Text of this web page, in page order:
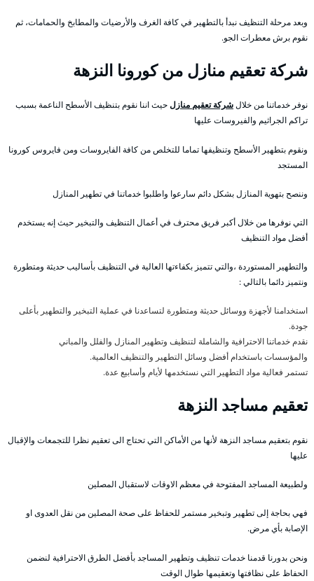
وبعد مرحلة التنظيف نبدأ بالتطهير في كافة الغرف والأرضيات والمطابخ والحمامات، ثم
نقوم برش معطرات الجو.
شركة تعقيم منازل من كورونا النزهة
نوفر خدماتنا من خلالشركة تعقيم منازلحيث اننا نقوم بتنظيف الأسطح الناعمة بسبب
تراكم الجراثيم والفيروسات عليها
ونقوم بتطهير الأسطح وتنظيفها تماما للتخلص من كافة الفايروسات ومن فايروس كورونا
المستجد
وننصح بتهوية المنازل بشكل دائم سارعوا واطلبوا خدماتنا في تطهير المنازل
التي نوفرها من خلال أكبر فريق محترف في أعمال التنظيف والتبخير حيث إنه يستخدم
أفضل مواد التنظيف
والتطهير المستوردة ،والتي تتميز بكفاءتها العالية في التنظيف بأساليب حديثة ومتطورة
ونتميز دائما بالتالي :
استخدامنا لأجهزة ووسائل حديثة ومتطورة لتساعدنا في عملية التبخير والتطهير بأعلى
جودة.
نقدم خدماتنا الاحترافية والشاملة لتنظيف وتطهير المنازل والفلل والمباني
والمؤسسات باستخدام أفضل وسائل التطهير والتنظيف العالمية.
تستمر فعالية مواد التطهير التي نستخدمها لأيام وأسابيع عدة.
تعقيم مساجد النزهة
نقوم بتعقيم مساجد النزهة لأنها من الأماكن التي تحتاج الى تعقيم نظرا للتجمعات والإقبال
عليها
ولطبيعة المساجد المفتوحة في معظم الاوقات لاستقبال المصلين
فهي بحاجة إلى تطهير وتبخير مستمر للحفاظ على صحة المصلين من نقل العدوى او
الإصابة بأي مرض.
ونحن بدورنا قدمنا خدمات تنظيف وتطهير المساجد بأفضل الطرق الاحترافية لنضمن
الحفاظ على نظافتها وتعقيمها طوال الوقت